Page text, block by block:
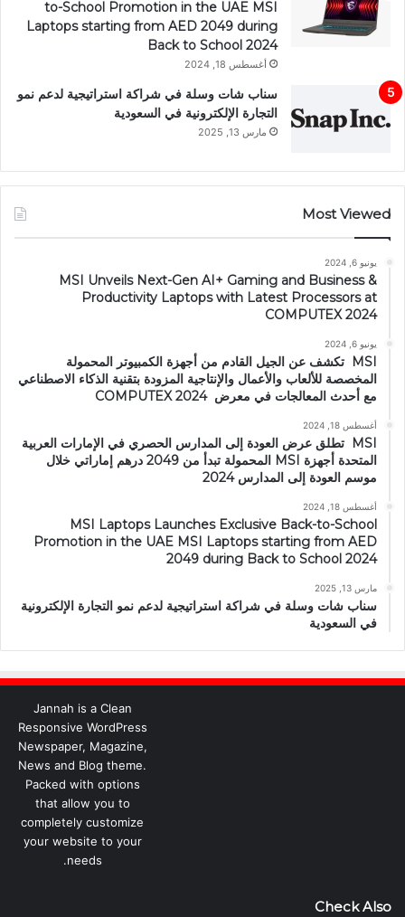
to-School Promotion in the UAE MSI
Laptops starting from AED 2049 during
Back to School 2024
أغسطس 18, 2024
سناب شات وسلة في شراكة استراتيجية لدعم نمو
التجارة الإلكترونية في السعودية
مارس 13, 2025
Most Viewed
يونيو 6, 2024
MSI Unveils Next-Gen AI+ Gaming and Business &
Productivity Laptops with Latest Processors at
COMPUTEX 2024
يونيو 6, 2024
MSI تكشف عن الجيل القادم من أجهزة الكمبيوتر المحمولة
المخصصة للألعاب والأعمال والإنتاجية المزودة بتقنية الذكاء الاصطناعي
مع أحدث المعالجات في معرض COMPUTEX 2024
أغسطس 18, 2024
MSI تطلق عرض العودة إلى المدارس الحصري في الإمارات العربية
المتحدة أجهزة MSI المحمولة تبدأ من 2049 درهم إماراتي خلال
موسم العودة إلى المدارس 2024
أغسطس 18, 2024
MSI Laptops Launches Exclusive Back-to-School
Promotion in the UAE MSI Laptops starting from AED
2049 during Back to School 2024
مارس 13, 2025
سناب شات وسلة في شراكة استراتيجية لدعم نمو التجارة الإلكترونية
في السعودية
Jannah is a Clean
Responsive WordPress
Newspaper, Magazine,
News and Blog theme.
Packed with options
that allow you to
completely customize
your website to your
needs.
Check Also